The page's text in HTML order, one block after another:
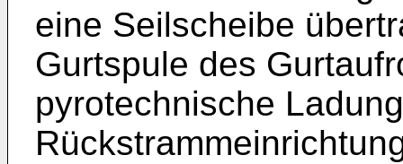
eine Seilscheibe
Gurtspule des
pyrotechnische